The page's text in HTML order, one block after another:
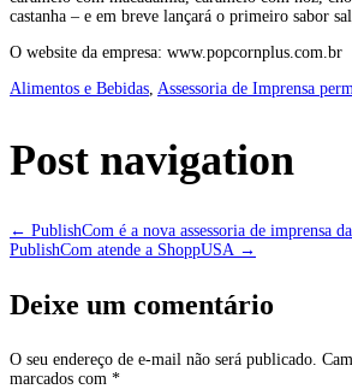
castanha – e em breve lançará o primeiro sabor
O website da empresa: www.popcornplus.com.br
Alimentos e Bebidas Assessoria de Imprensa
Post navigation
← PublishCom é a nova assessoria de imprensa
PublishCom atende a ShoppUSA →
Deixe um comentário
O seu endereço de e-mail não será publicado.
marcados com *